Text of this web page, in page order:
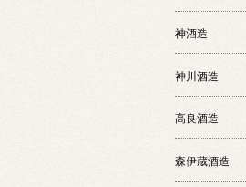
神酒造
神川酒造
高良酒造
森伊蔵酒造